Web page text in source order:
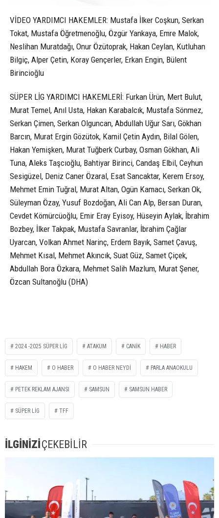
VİDEO YARDIMCI HAKEMLER: Mustafa İlker Coşkun, Serkan
Tokat, Mustafa Öğretmenoğlu, Özgür Yankaya, Emre Malok,
Neslihan Muratdağı, Onur Özütoprak, Hakan Ceylan, Kutluhan
Bilgiç, Alper Çetin, Koray Gençerler, Erkan Engin, Bülent
Birincioğlu
SÜPER LİG YARDIMCI HAKEMLERİ: Furkan Ürün, Mert Bulut,
Murat Temel, Anıl Usta, Hakan Karabalcık, Mustafa Sönmez,
Serkan Çimen, Serkan Olguncan, Abdullah Uğur Sarı, Gökhan
Barcın, Murat Ergin Gözütok, Kamil Çetin Aydın, Bilal Gölen,
Hakan Yemişken, Murat Tuğberk Curbay, Osman Gökhan, Ali
Tuna, Aleks Taşcıoğlu, Bahtiyar Birinci, Candaş Elbil, Ceyhun
Sesigüzel, Deniz Caner Özaral, Esat Sancaktar, Kerem Ersoy,
Mehmet Emin Tuğral, Murat Altan, Ogün Kamacı, Serkan Ok,
Süleyman Özay, Yusuf Bozdoğan, Ali Can Alp, Bersan Duran,
Cevdet Kömürcüoğlu, Emir Eray Eyisoy, Hüseyin Aylak, İbrahim
Bozbey, İlker Takpak, Mustafa Savranlar, İbrahim Çağlar
Uyarcan, Volkan Ahmet Narinç, Erdem Bayık, Samet Çavuş,
Mehmet Kısal, Mehmet Akıncık, Suat Güz, Samet Çiçek,
Abdullah Bora Özkara, Mehmet Salih Mazlum, Murat Şener,
Özcan Sultanoğlu (DHA)
2024 -2025 SÜPER LİG ATAKUM CANİK HABER
HAKEM O HABER O HABER NEYDİ PARLA ANAOKULU
PETEK REKLAM AJANSI SAMSUN SAMSUN HABER
SÜPER LİG TFF
İLGİNİZİÇEKEBİLİR